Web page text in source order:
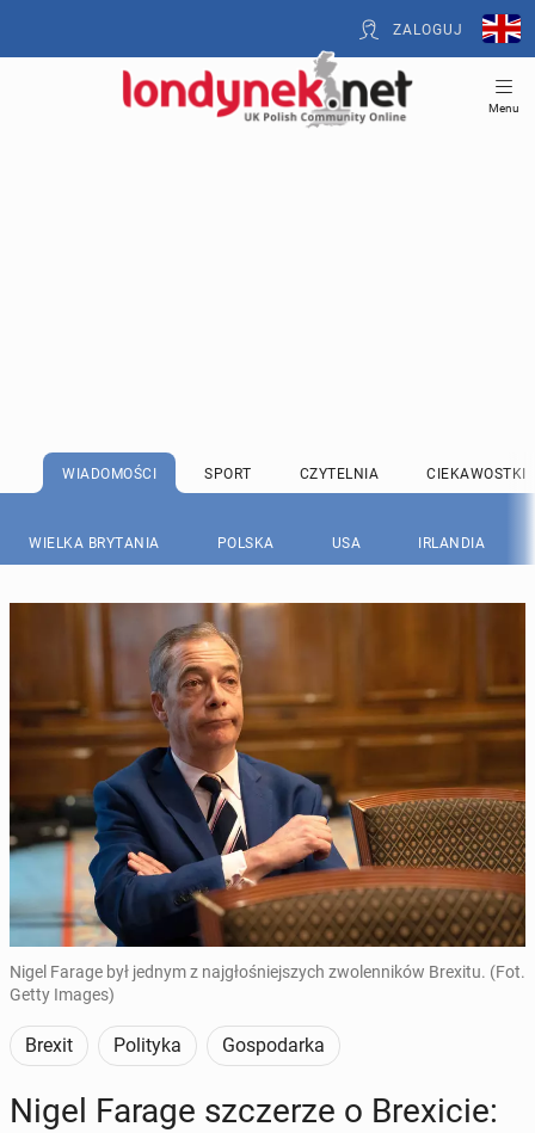
ZALOGUJ
Menu
WIADOMOŚCI SPORT CZYTELNIA CIEKAWOSTKI
WIELKA BRYTANIA POLSKA USA IRLANDIA
Nigel Farage był jednym z najgłośniejszych zwolenników Brexitu. (Fot.
Getty Images)
Brexit Polityka Gospodarka
Nigel Farage szcze­rze o Bre­xi­cie: